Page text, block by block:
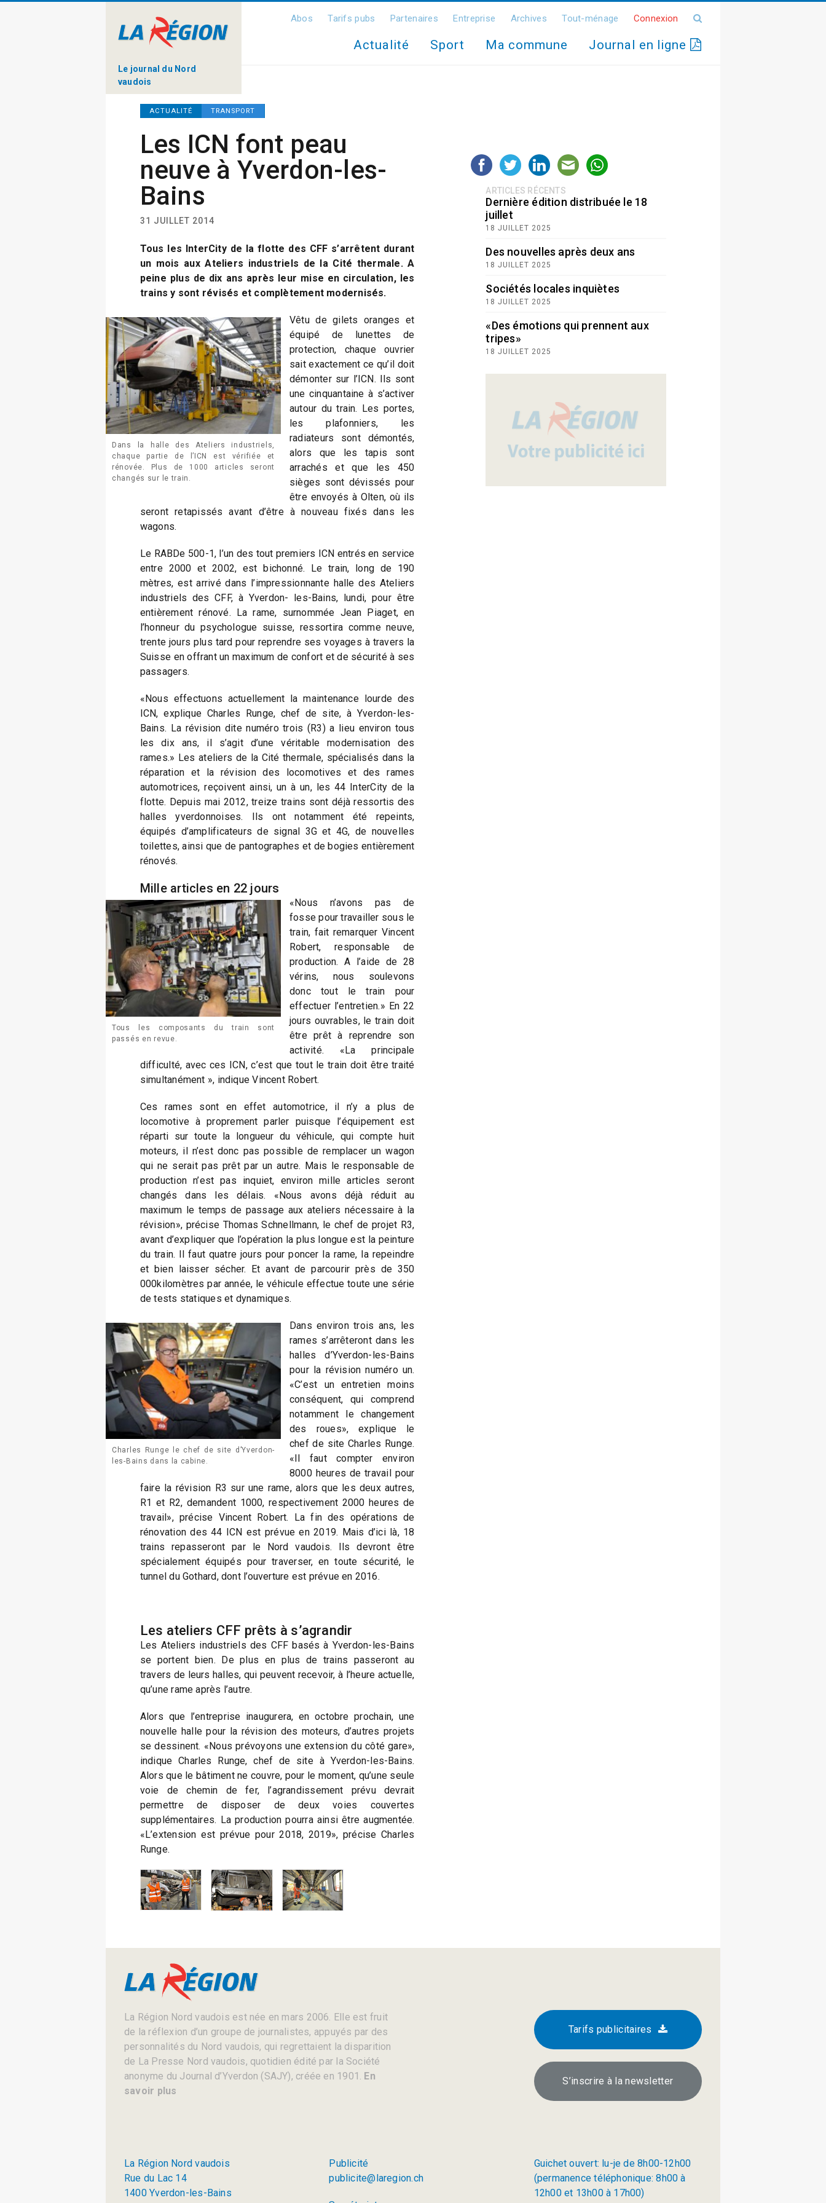
Le journal du Nord
vaudois
Abos Tarifs pubs Partenaires Entreprise Archives Tout-ménage Connexion
Actualité Sport Ma commune Journal en ligne
ACTUALITÉ TRANSPORT
Les ICN font peau
neuve à Yverdon-les-
Bains
31 JUILLET 2014
Tous les InterCity de la flotte des CFF s’arrêtent durant
un mois aux Ateliers industriels de la Cité thermale. A
peine plus de dix ans après leur mise en circulation, les
trains y sont révisés et complètement modernisés.
Dans la halle des Ateliers industriels,
chaque partie de l’ICN est vérifiée et
rénovée. Plus de 1000 articles seront
changés sur le train.
Vêtu de gilets oranges et
équipé de lunettes de
protection, chaque ouvrier
sait exactement ce qu’il doit
démonter sur l’ICN. Ils sont
une cinquantaine à s’activer
autour du train. Les portes,
les plafonniers, les
radiateurs sont démontés,
alors que les tapis sont
arrachés et que les 450
sièges sont dévissés pour
être envoyés à Olten, où ils
seront retapissés avant d’être à nouveau fixés dans les
wagons.
Le RABDe 500-1, l’un des tout premiers ICN entrés en service
entre 2000 et 2002, est bichonné. Le train, long de 190
mètres, est arrivé dans l’impressionnante halle des Ateliers
industriels des CFF, à Yverdon- les-Bains, lundi, pour être
entièrement rénové. La rame, surnommée Jean Piaget, en
l’honneur du psychologue suisse, ressortira comme neuve,
trente jours plus tard pour reprendre ses voyages à travers la
Suisse en offrant un maximum de confort et de sécurité à ses
passagers.
«Nous effectuons actuellement la maintenance lourde des
ICN, explique Charles Runge, chef de site, à Yverdon-les-
Bains. La révision dite numéro trois (R3) a lieu environ tous
les dix ans, il s’agit d’une véritable modernisation des
rames.» Les ateliers de la Cité thermale, spécialisés dans la
réparation et la révision des locomotives et des rames
automotrices, reçoivent ainsi, un à un, les 44 InterCity de la
flotte. Depuis mai 2012, treize trains sont déjà ressortis des
halles yverdonnoises. Ils ont notamment été repeints,
équipés d’amplificateurs de signal 3G et 4G, de nouvelles
toilettes, ainsi que de pantographes et de bogies entièrement
rénovés.
Mille articles en 22 jours
Tous les composants du train sont
passés en revue.
«Nous n’avons pas de
fosse pour travailler sous le
train, fait remarquer Vincent
Robert, responsable de
production. A l’aide de 28
vérins, nous soulevons
donc tout le train pour
effectuer l’entretien.» En 22
jours ouvrables, le train doit
être prêt à reprendre son
activité. «La principale
difficulté, avec ces ICN, c’est que tout le train doit être traité
simultanément », indique Vincent Robert.
Ces rames sont en effet automotrice, il n’y a plus de
locomotive à proprement parler puisque l’équipement est
réparti sur toute la longueur du véhicule, qui compte huit
moteurs, il n’est donc pas possible de remplacer un wagon
qui ne serait pas prêt par un autre. Mais le responsable de
production n’est pas inquiet, environ mille articles seront
changés dans les délais. «Nous avons déjà réduit au
maximum le temps de passage aux ateliers nécessaire à la
révision», précise Thomas Schnellmann, le chef de projet R3,
avant d’expliquer que l’opération la plus longue est la peinture
du train. Il faut quatre jours pour poncer la rame, la repeindre
et bien laisser sécher. Et avant de parcourir près de 350
000kilomètres par année, le véhicule effectue toute une série
de tests statiques et dynamiques.
Charles Runge le chef de site d’Yverdon-
les-Bains dans la cabine.
Dans environ trois ans, les
rames s’arrêteront dans les
halles d’Yverdon-les-Bains
pour la révision numéro un.
«C’est un entretien moins
conséquent, qui comprend
notamment le changement
des roues», explique le
chef de site Charles Runge.
«Il faut compter environ
8000 heures de travail pour
faire la révision R3 sur une rame, alors que les deux autres,
R1 et R2, demandent 1000, respectivement 2000 heures de
travail», précise Vincent Robert. La fin des opérations de
rénovation des 44 ICN est prévue en 2019. Mais d’ici là, 18
trains repasseront par le Nord vaudois. Ils devront être
spécialement équipés pour traverser, en toute sécurité, le
tunnel du Gothard, dont l’ouverture est prévue en 2016.
Les ateliers CFF prêts à s’agrandir
Les Ateliers industriels des CFF basés à Yverdon-les-Bains
se portent bien. De plus en plus de trains passeront au
travers de leurs halles, qui peuvent recevoir, à l’heure actuelle,
qu’une rame après l’autre.
Alors que l’entreprise inaugurera, en octobre prochain, une
nouvelle halle pour la révision des moteurs, d’autres projets
se dessinent. «Nous prévoyons une extension du côté gare»,
indique Charles Runge, chef de site à Yverdon-les-Bains.
Alors que le bâtiment ne couvre, pour le moment, qu’une seule
voie de chemin de fer, l’agrandissement prévu devrait
permettre de disposer de deux voies couvertes
supplémentaires. La production pourra ainsi être augmentée.
«L’extension est prévue pour 2018, 2019», précise Charles
Runge.
ARTICLES RÉCENTS
Dernière édition distribuée le 18
juillet
18 JUILLET 2025
Des nouvelles après deux ans
18 JUILLET 2025
Sociétés locales inquiètes
18 JUILLET 2025
«Des émotions qui prennent aux
tripes»
18 JUILLET 2025
La Région Nord vaudois est née en mars 2006. Elle est fruit
de la réflexion d’un groupe de journalistes, appuyés par des
personnalités du Nord vaudois, qui regrettaient la disparition
de La Presse Nord vaudois, quotidien édité par la Société
anonyme du Journal d’Yverdon (SAJY), créée en 1901. En
savoir plus
Tarifs publicitaires
S’inscrire à la newsletter
La Région Nord vaudois
Rue du Lac 14
1400 Yverdon-les-Bains
Publicité
publicite@laregion.ch
Guichet ouvert: lu-je de 8h00-12h00
(permanence téléphonique: 8h00 à
12h00 et 13h00 à 17h00)